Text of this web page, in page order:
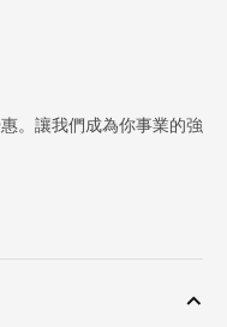
。讓我們成為你事業的強